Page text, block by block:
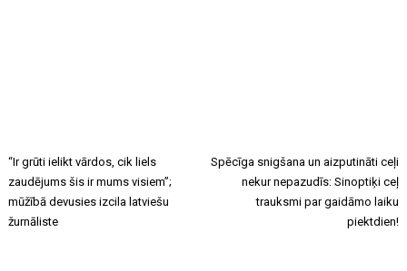
“Ir grūti ielikt vārdos, cik liels
zaudējums šis ir mums visiem”;
mūžībā devusies izcila latviešu
žurnāliste
Spēcīga snigšana un aizputināti ceļi
nekur nepazudīs: Sinoptiķi ceļ
trauksmi par gaidāmo laiku
piektdien!